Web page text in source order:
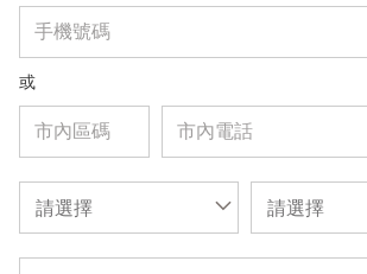
或
請選擇 請選擇